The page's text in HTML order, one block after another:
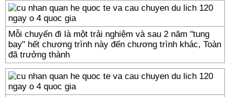
Mỗi chuyến đi là một trải nghiệm và sau 2 năm "tung
bay" hết chương trình này đến chương trình khác, Toàn
đã trưởng thành